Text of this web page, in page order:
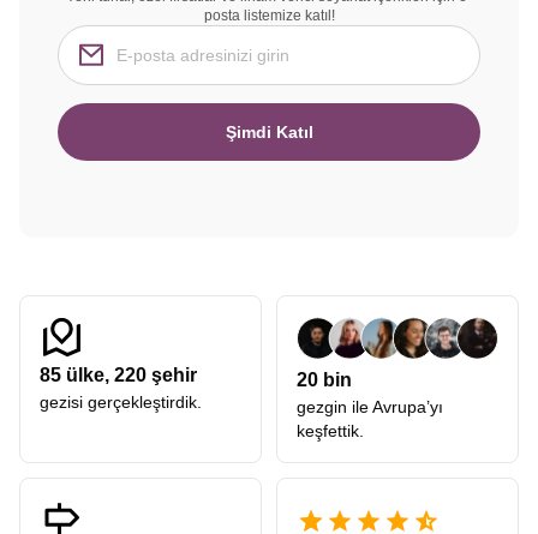
posta listemize katıl!
Şimdi Katıl
85 ülke, 220 şehir
gezisi gerçekleştirdik.
20 bin
gezgin ile Avrupa’yı
keşfettik.